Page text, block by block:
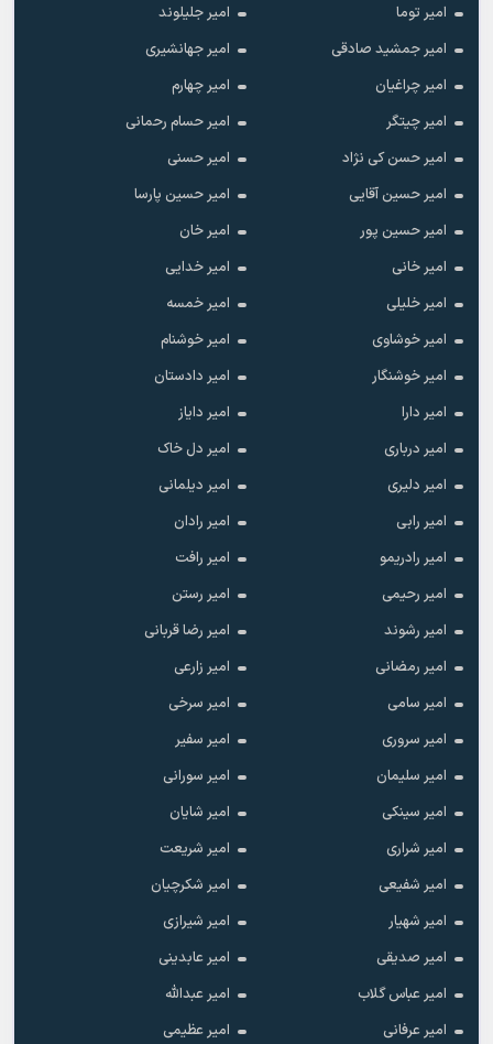
امیر توما
امیر جلیلوند
امیر جمشید صادقی
امیر جهانشیری
امیر چراغیان
امیر چهارم
امیر چیتگر
امیر حسام رحمانی
امیر حسن کی نژاد
امیر حسنی
امیر حسین آقایی
امیر حسین پارسا
امیر حسین پور
امیر خان
امیر خانی
امیر خدایی
امیر خلیلی
امیر خمسه
امیر خوشاوی
امیر خوشنام
امیر خوشنگار
امیر دادستان
امیر دارا
امیر دایاز
امیر درباری
امیر دل خاک
امیر دلیری
امیر دیلمانی
امیر رابی
امیر رادان
امیر رادریمو
امیر رافت
امیر رحیمی
امیر رستن
امیر رشوند
امیر رضا قربانی
امیر رمضانی
امیر زارعی
امیر سامی
امیر سرخی
امیر سروری
امیر سفیر
امیر سلیمان
امیر سورانی
امیر سینکی
امیر شایان
امیر شراری
امیر شریعت
امیر شفیعی
امیر شکرچیان
امیر شهیار
امیر شیرازی
امیر صدیقی
امیر عابدینی
امیر عباس گلاب
امیر عبدالله
امیر عرفانی
امیر عظیمی